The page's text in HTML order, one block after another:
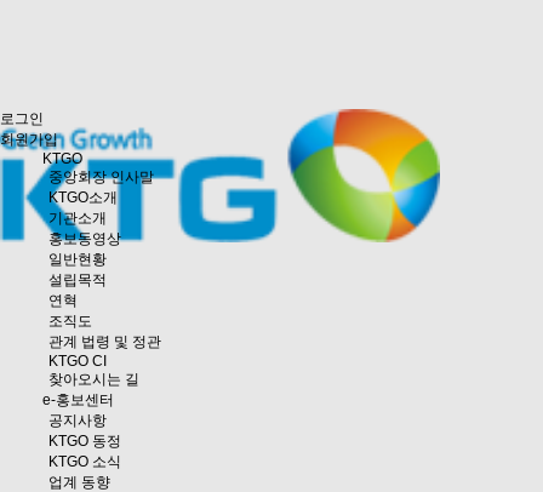
로그인
회원가입
KTGO
중앙회장 인사말
KTGO소개
기관소개
홍보동영상
일반현황
설립목적
연혁
조직도
관계 법령 및 정관
KTGO CI
찾아오시는 길
e-홍보센터
공지사항
KTGO 동정
KTGO 소식
업계 동향